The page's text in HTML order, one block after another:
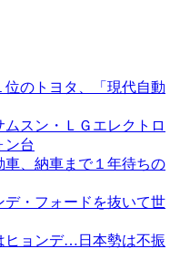
のトヨタ、「現代自動
スン・ＬＧエレクトロ
ン台
、納車まで１年待ちの
・フォードを抜いて世
ヒョンデ…日本勢は不振